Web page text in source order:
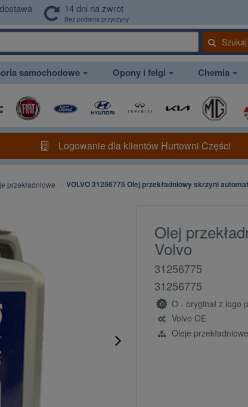
14 dni na zwrot
Bez podania przyczyny
Szukaj
samochodowe Opony i felgi Chemia
Logowanie dla klientów Hurtowni Części
przekładniowe VOLVO 31256775 Olej przekładniowy skrzyni
Olej
Volvo
31256775
31256775
O - oryginał z logo
Volvo OE
Oleje przekładniowe